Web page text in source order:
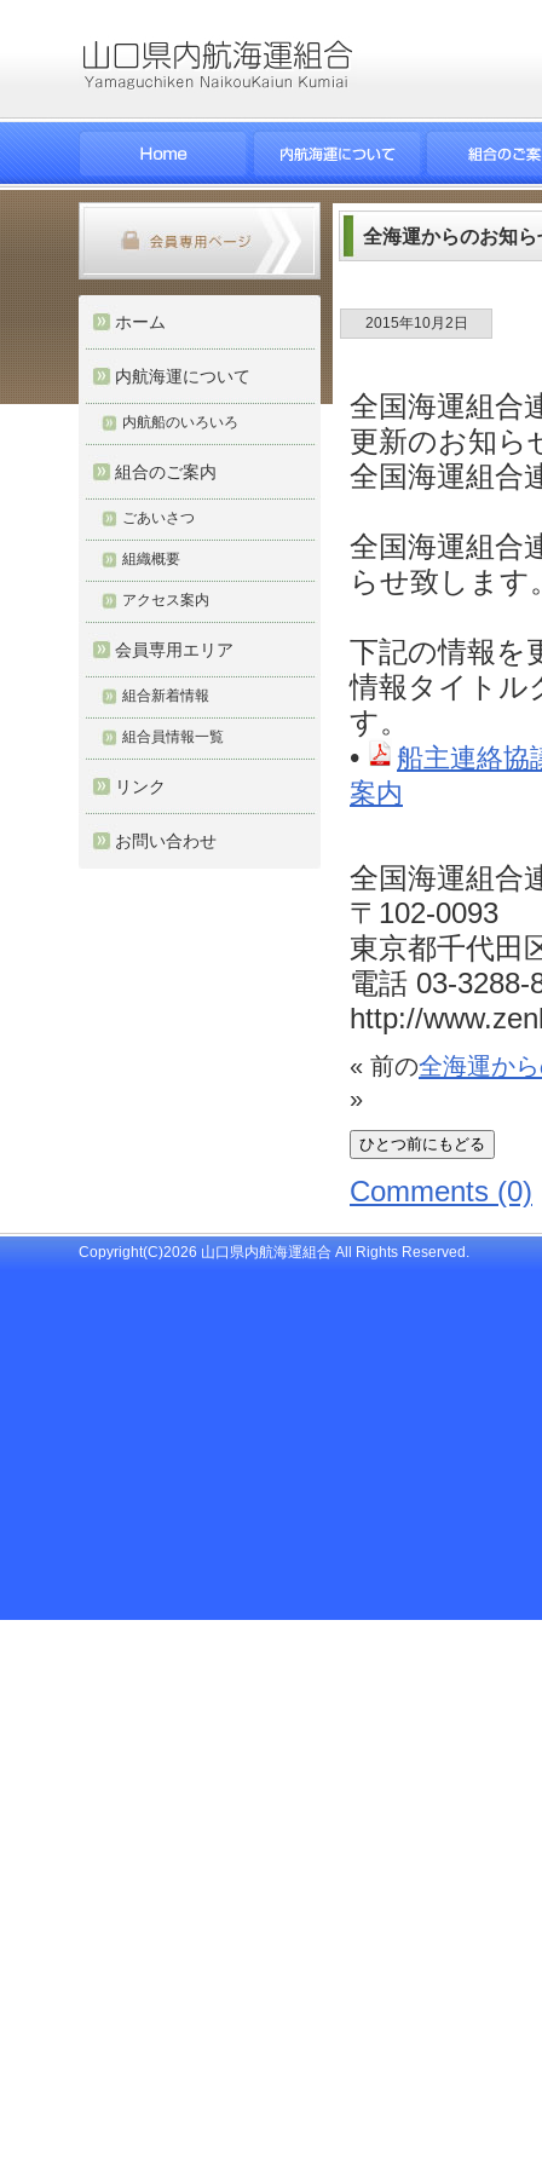
ホーム
内航海運について
内航船のいろいろ
組合のご案内
ごあいさつ
組織概要
アクセス案内
会員専用エリア
組合新着情報
組合員情報一覧
リンク
お問い合わせ
全海運からのお知ら
2015年10月2日
全国海運組合
更新のお知ら
全国海運組合
全国海運組合
らせ致します
下記の情報を
情報タイトル
す。
•
船主連絡協
案内
全国海運組合
〒102-0093
東京都千代田
電話 03-
http://
« 前の全海運か
»
Comments (0)
Copyright(C)2026 山口県内航海運組合 All Rights Reserved.